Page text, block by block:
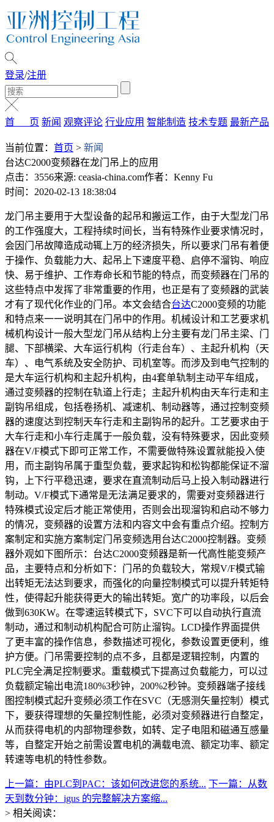
登录/注册
首 页 新闻 观察评论 行业应用 智能制造 技术专题 最新产品
当前位置： 首页 > 新闻
台达C2000变频器在龙门吊上的应用
点击：3556来源: ceasia-china.com作者：Kenny Fu
时间：2020-02-13 18:38:04
龙门吊主要用于大型设备的起吊和搬运工作，由于大型龙门吊
的工作强度大，工程持续时间长，当有特殊作业要求情况时，
会因门吊故障造成动辄上万的经济损失，所以要求门吊有着便
于操作、负载能力大、起吊上下速度平稳、启停不溜钩、响应
快、易于维护、工作寿命长和节能的特点，而变频器在门吊的
这些特点中发挥了非常重要的作用，也正是有了变频器的武装
才有了现代化作业的门吊。本文会结合台达C2000变频的功能
和特点来一一说明其在门吊中的作用。机械设计和工艺要求机
械机构设计一般大型龙门吊从结构上分主要有龙门吊主梁、门
腿、下部横梁、大车运行机构（行走台车）、主起升机构（天
车）、电气系统及安全防护、司机室等。而涉及到电气控制的
是大车运行机构和主起升机构，由4套单轨制主动平车组成，
通过变频器的控制在轨道上行走；主起升机构由天车行走和主
副钩吊组成，包括卷扬机、减速机、制动器等，通过控制变频
器的速度达到控制天车行走和主副钩吊的起升。工艺要求由于
大车行走和小车行走属于一般负载，没有特殊要求，因此变频
器在V/F模式下即可正常工作，不需要做特殊设置就能投入使
用，而主副钩吊属于重型负载，要求起钩和松钩都能保证不溜
钩，上下行平稳迅速，要求在直流制动后马上投入制动器进行
制动。V/F模式下通常是无法满足要求的，需要对变频器进行
特殊模式设定后才能正常使用，否则会出现溜钩和启动不够力
的情况，变频器的设置方法和内容文中会有重点介绍。控制方
案制定和实施方案制定门吊变频选用台达C2000控制器。变频
器外观如下图所示：台达C2000变频器是新一代高性能变频产
品，主要特点和分析如下：门吊的负载较大，常规V/F模式输
出转矩无法达到要求，而强化的向量控制模式可以提升转矩特
性，使得起升能获得更大的输出转矩。宽广的功率段，以后会
做到630KW。在零速运转模式下，SVC下可以自动执行直流
制动，通过和制动机构配合可防止溜钩。LCD操作界面提供
了更丰富的操作信息，参数描述可视化，参数设置更便利，维
护方便。门吊需要控制的点不多，且都是逻辑控制，内置的
PLC完全满足控制要求。重载模式下提高过负载能力，可以过
负载额定输出电流180%3秒钟，200%2秒钟。变频器端子接线
图控制模式起升变频必须工作在SVC（无感测矢量控制）模式
下，要获得理想的矢量控制性能，必须对变频器进行自整定，
从而获得电机的内部物理参数，如转、定子电阻和磁通互感量
等，自整定开始之前需设置电机的满载电流、额定功率、额定
转速等电机的特性参数。
上一篇：由PLC到PAC：该如何改进您的系统... 下一篇：从数
天到数分钟：igus 的完整解决方案缩...
> 相关阅读：